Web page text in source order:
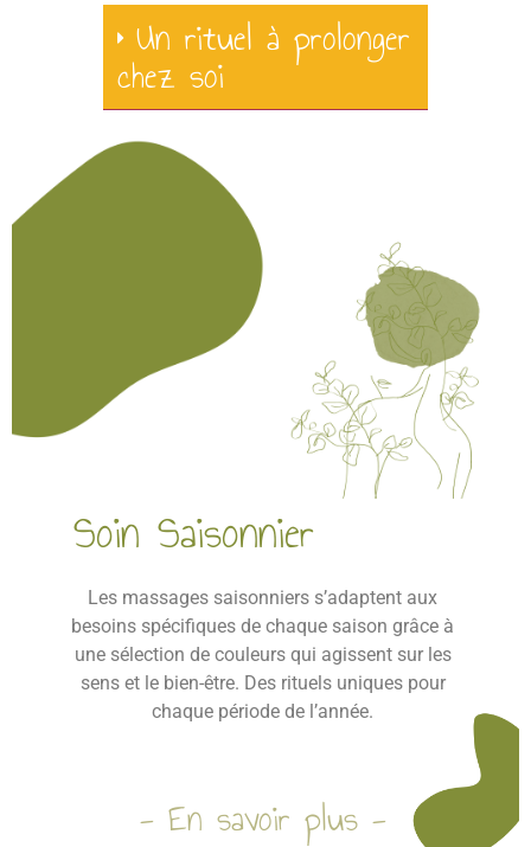
Un rituel à prolonger
chez soi
Soin Saisonnier
Les massages saisonniers s’adaptent aux
besoins spécifiques de chaque saison grâce à
une sélection de couleurs qui agissent sur les
sens et le bien-être. Des rituels uniques pour
chaque période de l’année.
- En savoir plus -